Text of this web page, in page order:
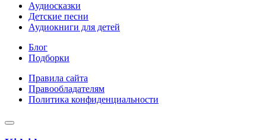
Аудиосказки
Детские песни
Аудиокниги для детей
Блог
Подборки
Правила сайта
Правообладателям
Политика конфиденциальности